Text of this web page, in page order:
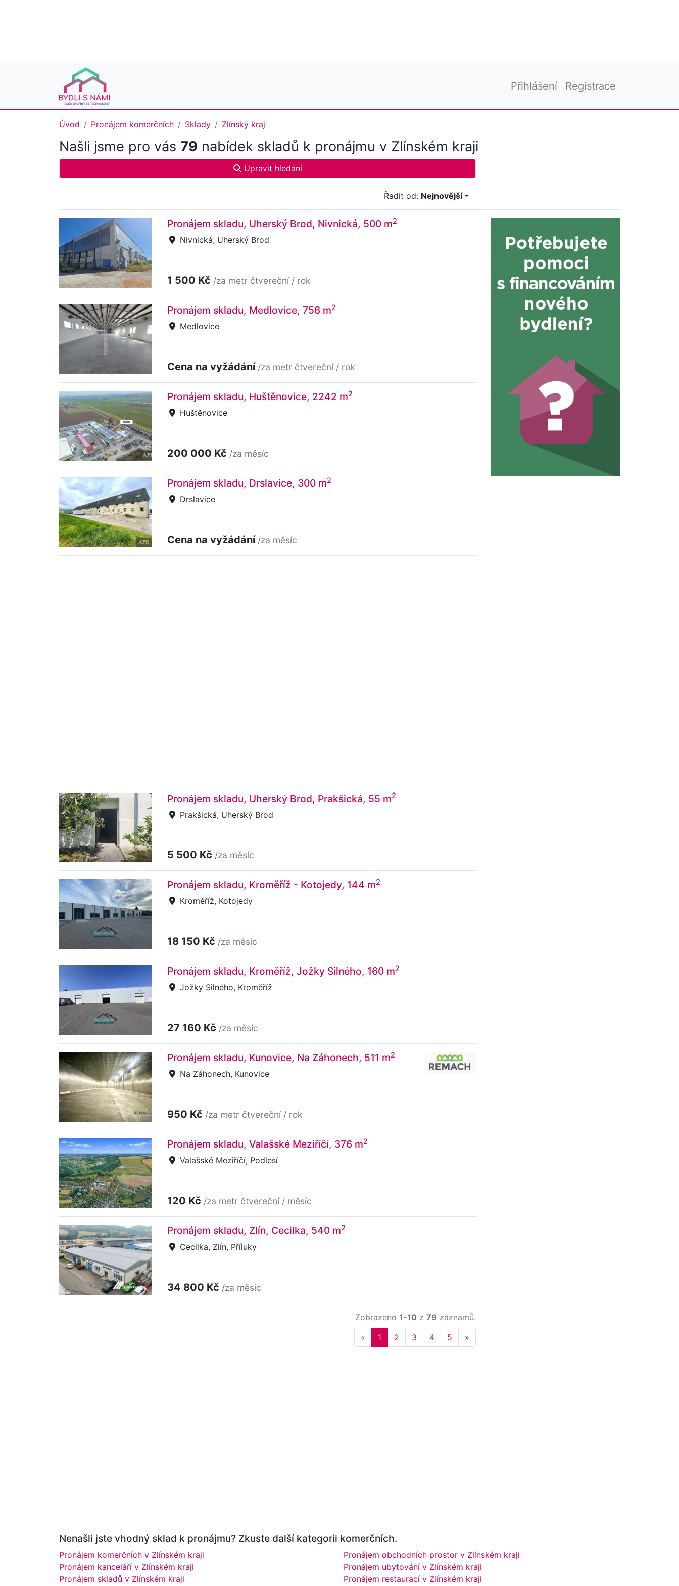
Přihlášení Registrace
Úvod Pronájem komerčních Sklady Zlínský kraj
Našli jsme pro vás 79 nabídek skladů k pronájmu v Zlínském kraji
Upravit hledání
Řadit od: Nejnovější
Pronájem skladu, Uherský Brod, Nivnická, 500 m2
Nivnická, Uherský Brod
1 500 Kč /za metr čtvereční / rok
Pronájem skladu, Medlovice, 756 m2
Medlovice
Cena na vyžádání /za metr čtvereční / rok
Pronájem skladu, Huštěnovice, 2242 m2
Huštěnovice
200 000 Kč /za měsíc
Pronájem skladu, Drslavice, 300 m2
Drslavice
Cena na vyžádání /za měsíc
Pronájem skladu, Uherský Brod, Prakšická, 55 m2
Prakšická, Uherský Brod
5 500 Kč /za měsíc
Pronájem skladu, Kroměříž - Kotojedy, 144 m2
Kroměříž, Kotojedy
18 150 Kč /za měsíc
Pronájem skladu, Kroměříž, Jožky Silného, 160 m2
Jožky Silného, Kroměříž
27 160 Kč /za měsíc
Pronájem skladu, Kunovice, Na Záhonech, 511 m2
Na Záhonech, Kunovice
950 Kč /za metr čtvereční / rok
Pronájem skladu, Valašské Meziříčí, 376 m2
Valašské Meziříčí, Podlesí
120 Kč /za metr čtvereční / měsíc
Pronájem skladu, Zlín, Cecilka, 540 m2
Cecilka, Zlín, Příluky
34 800 Kč /za měsíc
Zobrazeno 1-10 z 79 záznamů.
« Previous
1 2 3 4 5 »
Nenašli jste vhodný sklad k pronájmu? Zkuste další kategorii komerčních.
Pronájem komerčních v Zlínském kraji
Pronájem kanceláří v Zlínském kraji
Pronájem skladů v Zlínském kraji
Pronájem obchodních prostor v Zlínském kraji
Pronájem ubytování v Zlínském kraji
Pronájem restaurací v Zlínském kraji